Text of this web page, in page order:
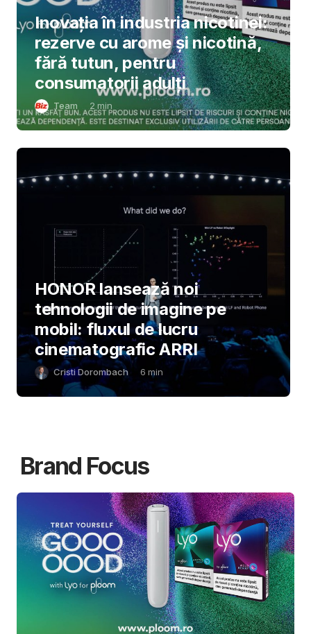
Inovația în industria nicotinei:
rezerve cu arome și nicotină,
fără tutun, pentru
consumatorii adulți
Team 2 min
HONOR lansează noi
tehnologii de imagine pe
mobil: fluxul de lucru
cinematografic ARRI
Cristi Dorombach 6 min
Brand Focus